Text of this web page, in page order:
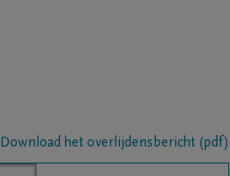
Download het overlijdensbericht (pdf)